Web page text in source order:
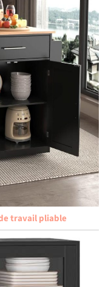
travail pliable